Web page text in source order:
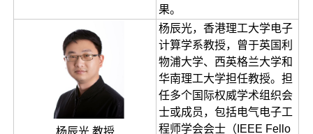
果。
杨辰光，香港理工大学电子
计算学系教授，曾于英国利
物浦大学、西英格兰大学和
华南理工大学担任教授。担
任多个国际权威学术组织会
士或成员，包括电气电子工
程师学会会士（IEEE Fello